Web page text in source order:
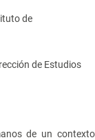
de
de Estudios
de un contexto